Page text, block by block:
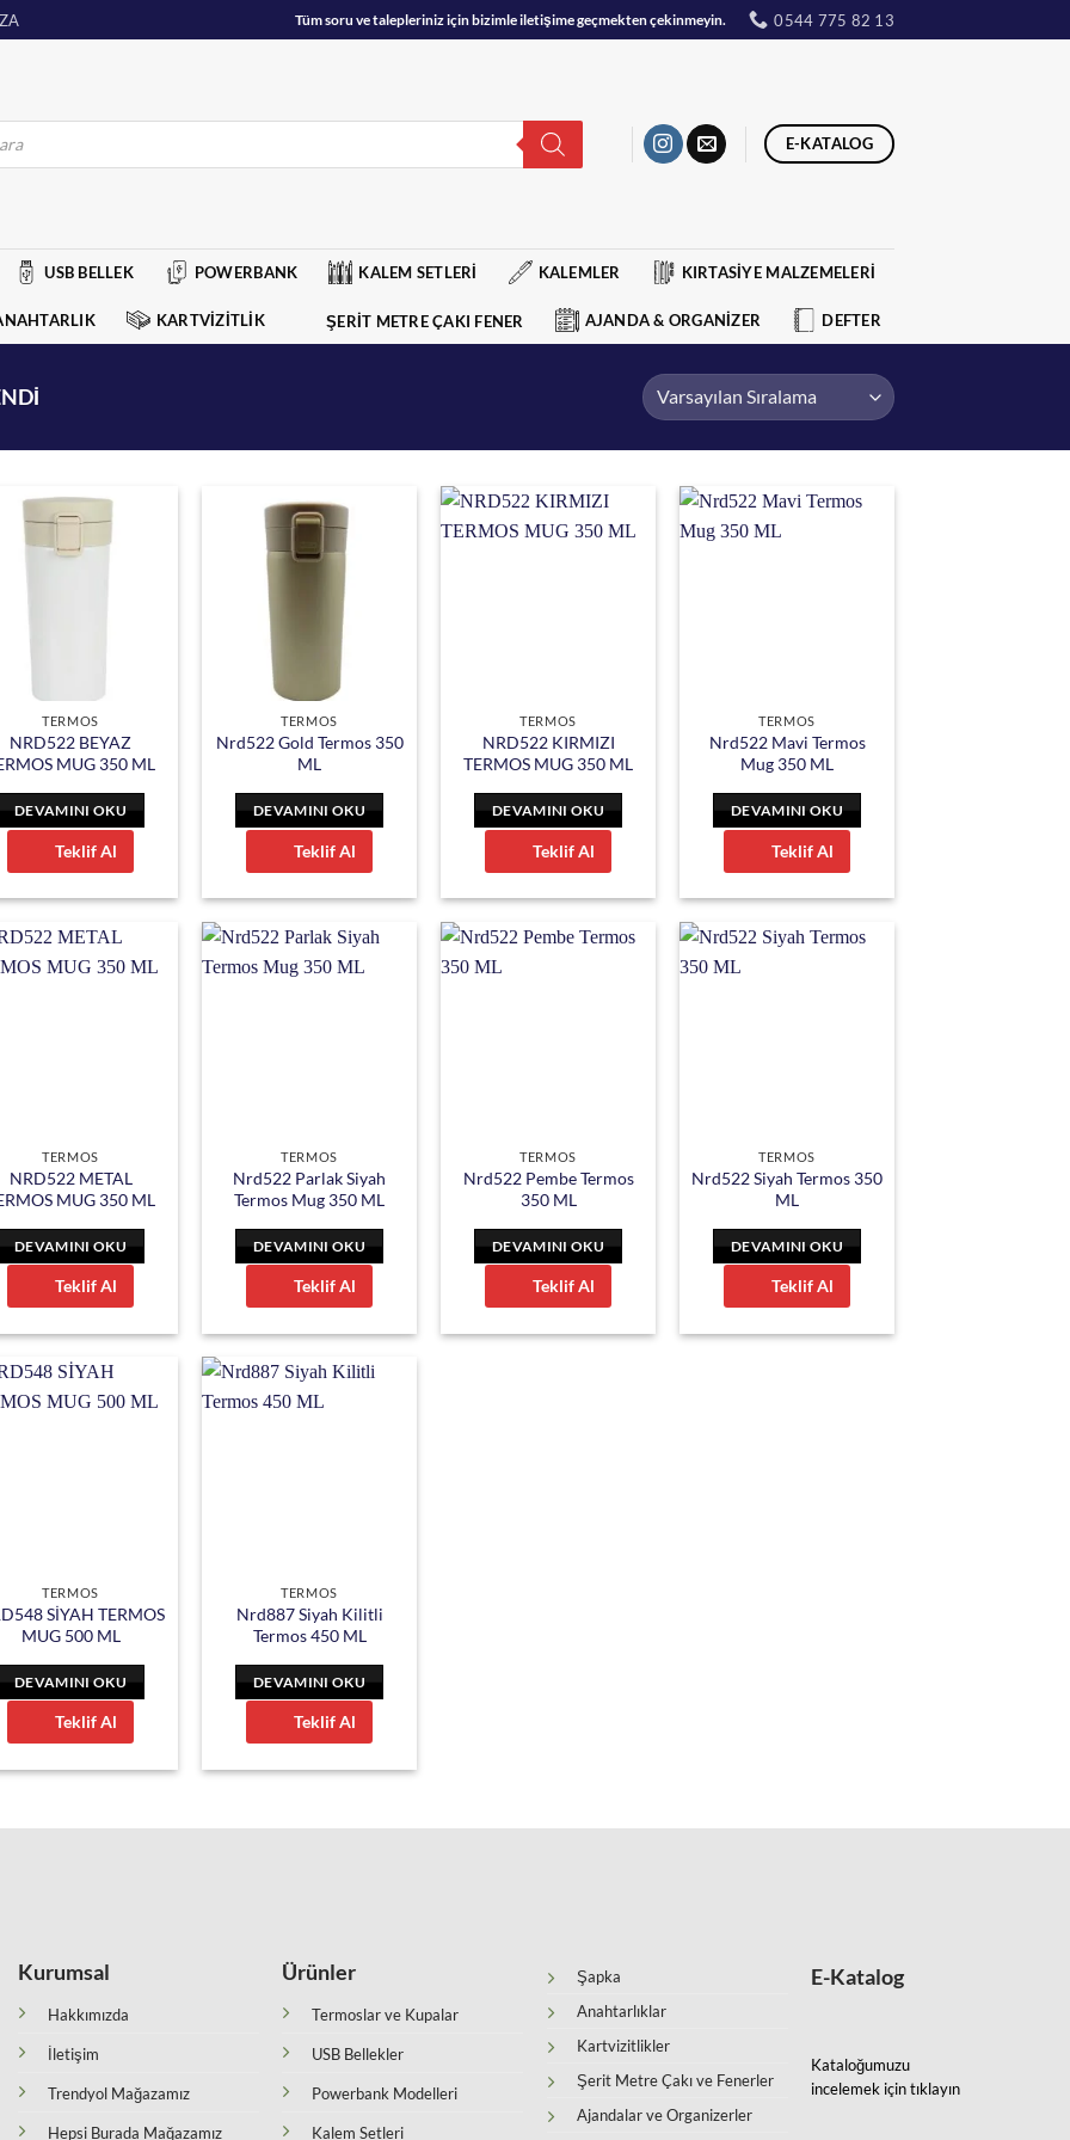
Tüm soru ve talepleriniz için bizimle iletişime geçmekten çekinmeyin. 0544 775 82 13
E-KATALOG
USB BELLEK POWERBANK KALEM SETLERİ KALEMLER KIRTASİYE MALZEMELERİ
KARTVİZİTLİK ŞERİT METRE ÇAKI FENER AJANDA & ORGANİZER DEFTER
TERMOS
NRD522 BEYAZ
MUG 350 ML
DEVAMINI OKU
Teklif Al
TERMOS
Nrd522 Gold Termos 350
ML
DEVAMINI OKU
Teklif Al
TERMOS
NRD522 KIRMIZI
TERMOS MUG 350 ML
DEVAMINI OKU
Teklif Al
TERMOS
Nrd522 Mavi Termos
Mug 350 ML
DEVAMINI OKU
Teklif Al
TERMOS
NRD522 METAL
MUG 350 ML
DEVAMINI OKU
Teklif Al
TERMOS
Nrd522 Parlak Siyah
Termos Mug 350 ML
DEVAMINI OKU
Teklif Al
TERMOS
Nrd522 Pembe Termos
350 ML
DEVAMINI OKU
Teklif Al
TERMOS
Nrd522 Siyah Termos 350
ML
DEVAMINI OKU
Teklif Al
TERMOS
SİYAH TERMOS
MUG 500 ML
DEVAMINI OKU
Teklif Al
TERMOS
Nrd887 Siyah Kilitli
Termos 450 ML
DEVAMINI OKU
Teklif Al
Kurumsal
Hakkımızda
İletişim
Trendyol Mağazamız
Hepsi Burada Mağazamız
Ürünler
Termoslar ve Kupalar
USB Bellekler
Powerbank Modelleri
Kalem Setleri
Şapka
Anahtarlıklar
Kartvizitlikler
Şerit Metre Çakı ve Fenerler
Ajandalar ve Organizerler
E-Katalog
Kataloğumuzu
incelemek için tıklayın